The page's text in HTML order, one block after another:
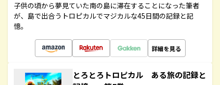
子供の頃から夢見ていた南の島に滞在することになった筆者
が、島で出合うトロピカルでマジカルな45日間の記録と記
憶。
詳細を見る
とろとろトロピカル ある旅の記録と